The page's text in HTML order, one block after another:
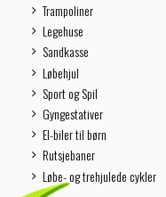
Trampoliner
Legehuse
Sandkasse
Løbehjul
Sport og Spil
Gyngestativer
El-biler til børn
Rutsjebaner
Løbe- og trehjulede cykler